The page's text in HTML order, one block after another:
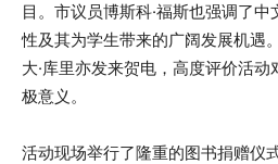
目。市议员博斯科·福斯也强调了
性及其为学生带来的广阔发展机遇
大·库里亦发来贺电，高度评价活
极意义。
活动现场举行了隆重的图书捐赠仪